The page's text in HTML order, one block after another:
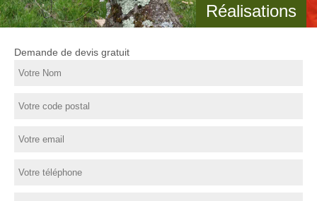
Réalisations
Demande de devis gratuit